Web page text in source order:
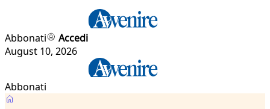
Abbonati
Accedi
August 10, 2026
Abbonati